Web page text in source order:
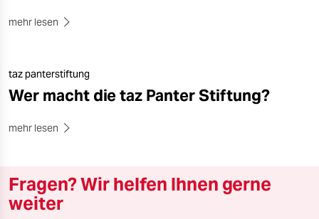
mehr lesen
taz panterstiftung
Wer macht die taz Panter Stiftung?
mehr lesen
Fragen? Wir helfen Ihnen gerne
weiter